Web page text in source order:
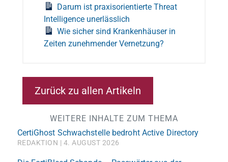
Darum ist praxisorientierte Threat
Intelligence unerlässlich
Wie sicher sind Krankenhäuser in
Zeiten zunehmender Vernetzung?
Zurück zu allen Artikeln
WEITERE INHALTE ZUM THEMA
CertiGhost Schwachstelle bedroht Active Directory
REDAKTION 4. AUGUST 2026